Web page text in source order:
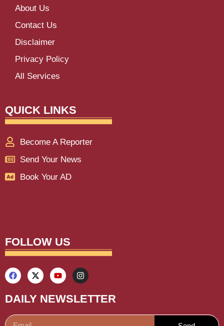
About Us
Contact Us
Disclaimer
Privacy Policy
All Services
QUICK LINKS
Become A Reporter
Send Your News
Book Your AD
FOLLOW US
DAILY NEWSLETTER